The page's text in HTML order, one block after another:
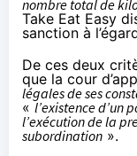
nombre total de
Take Eat Easy
sanction à
De ces deux
que la cour
légales de ses
« l’existence d’un
l’exécution de la
subordination ».